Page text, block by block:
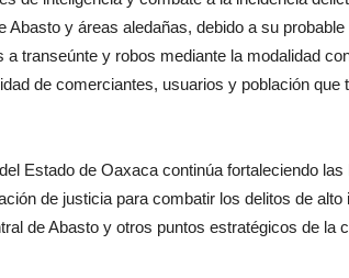
Abasto y áreas aledañas, debido a su
a transeúnte y robos mediante la modalidad
de comerciantes, usuarios y población que
Estado de Oaxaca continúa fortaleciendo
de justicia para combatir los delitos de
de Abasto y otros puntos estratégicos de la